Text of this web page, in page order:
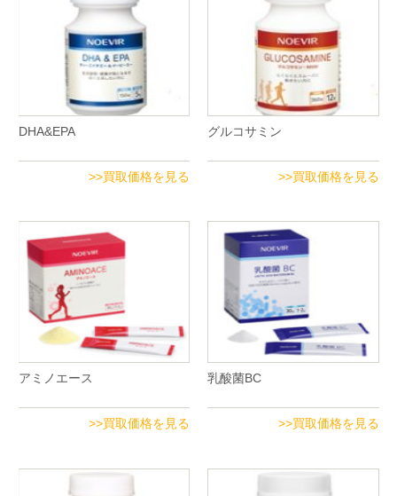
DHA&EPA
>>買取価格を見る
グルコサミン
>>買取価格を見る
アミノエース
>>買取価格を見る
乳酸菌BC
>>買取価格を見る